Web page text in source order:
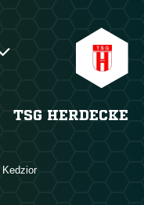
TSG HERDECKE
